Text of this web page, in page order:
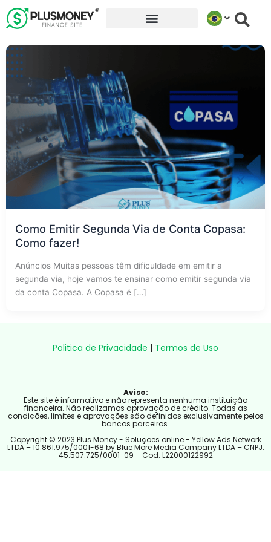
para
conteúdo
Como Emitir Segunda Via de Conta Copasa:
Como fazer!
Anúncios Muitas pessoas têm dificuldade em emitir a
segunda via, hoje vamos te ensinar como emitir segunda via
da conta Copasa. A Copasa é […]
Politica de Privacidade | Termos de Uso
Aviso:
Este site é informativo e não representa nenhuma instituição
financeira. Não realizamos aprovação de crédito. Todas as
condições, limites e aprovações são definidos exclusivamente pelos
bancos parceiros.
Copyright © 2023 Plus Money - Soluções online - Yellow Ads Network
LTDA – 10.861.975/0001-68 by Blue More Media Company LTDA – CNPJ:
45.507.725/0001-09 – Cod: L22000122992